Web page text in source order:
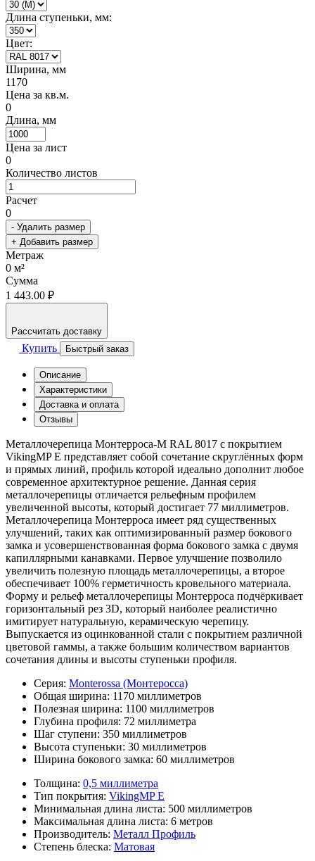
Длина ступеньки, мм:
Цвет:
Ширина, мм
1170
Цена за кв.м.
0
Длина, мм
Цена за лист
0
Количество листов
Расчет
0
- Удалить размер
+ Добавить размер
Метраж
0 м²
Сумма
1 443.00 ₽
Рассчитать доставку
Купить Быстрый заказ
Описание
Характеристики
Доставка и оплата
Отзывы
Металлочерепица Монтерроса-M RAL 8017 с покрытием
VikingMP E представляет собой сочетание скруглённых форм
и прямых линий, профиль которой идеально дополнит любое
современное архитектурное решение. Данная серия
металлочерепицы отличается рельефным профилем
увеличенной высоты, который достигает 77 миллиметров.
Металлочерепица Монтерроса имеет ряд существенных
улучшений, таких как оптимизированный размер бокового
замка и усовершенствованная форма бокового замка с двумя
капиллярными канавками. Первое улучшение позволило
увеличить полезную площадь металлочерепицы, а второе
обеспечивает 100% герметичность кровельного материала.
Форму и рельеф металлочерепицы Монтерроса подчёркивает
горизонтальный рез 3D, который наиболее реалистично
имитирует натуральную, керамическую черепицу.
Выпускается из оцинкованной стали с покрытием различной
цветовой гаммы, а также большим количеством вариантов
сочетания длины и высоты ступеньки профиля.
Серия: Monterossa (Монтеросса)
Общая ширина: 1170 миллиметров
Полезная ширина: 1100 миллиметров
Глубина профиля: 72 миллиметра
Шаг ступени: 350 миллиметров
Высота ступеньки: 30 миллиметров
Ширина бокового замка: 60 миллиметров
Толщина: 0,5 миллиметра
Тип покрытия: VikingMP E
Минимальная длина листа: 500 миллиметров
Максимальная длина листа: 6 метров
Производитель: Металл Профиль
Степень блеска: Матовая